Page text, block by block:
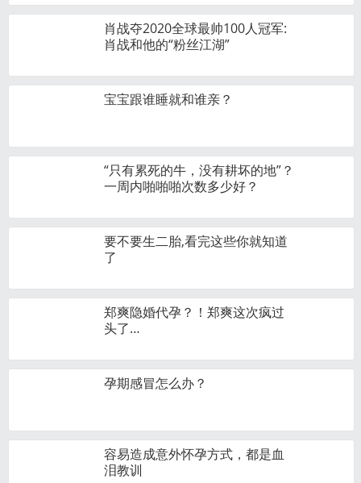
肖战夺2020全球最帅100人冠军:
肖战和他的“粉丝江湖”
宝宝跟谁睡就和谁亲？
“只有累死的牛，没有耕坏的地”？
一周内啪啪啪次数多少好？
要不要生二胎,看完这些你就知道
了
郑爽隐婚代孕？！郑爽这次疯过
头了…
孕期感冒怎么办？
容易造成意外怀孕方式，都是血
泪教训